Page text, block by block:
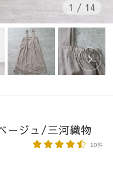
1 / 14
ージュ/三河織物
10件